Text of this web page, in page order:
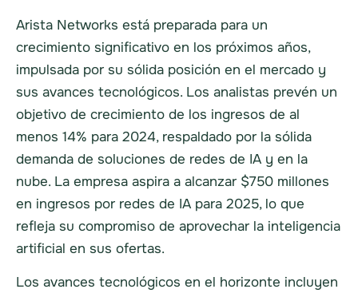
Arista Networks está preparada para un
crecimiento significativo en los próximos años,
impulsada por su sólida posición en el mercado y
sus avances tecnológicos. Los analistas prevén un
objetivo de crecimiento de los ingresos de al
menos 14% para 2024, respaldado por la sólida
demanda de soluciones de redes de IA y en la
nube. La empresa aspira a alcanzar $750 millones
en ingresos por redes de IA para 2025, lo que
refleja su compromiso de aprovechar la inteligencia
artificial en sus ofertas.
Los avances tecnológicos en el horizonte incluyen